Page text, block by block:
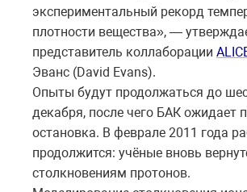
экспериментальный рекорд
плотности вещества», —
представитель коллаборации
Эванс (David Evans).
Опыты будут продолжаться до
декабря, после чего БАК ожидает
остановка. В феврале 2011 года
продолжится: учёные вновь
столкновениям протонов.